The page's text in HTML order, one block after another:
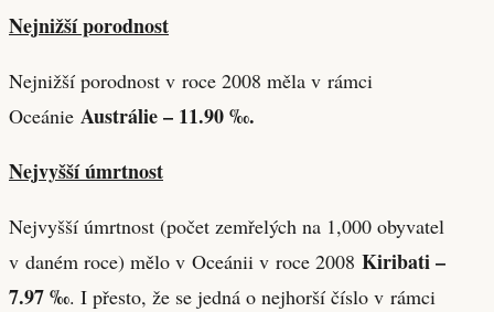
Nejnižší porodnost
Nejnižší porodnost v roce 2008 měla v rámci
Oceánie Austrálie – 11.90 ‰.
Nejvyšší úmrtnost
Nejvyšší úmrtnost (počet zemřelých na 1,000 obyvatel
v daném roce) mělo v Oceánii v roce 2008 Kiribati –
7.97 ‰. I přesto, že se jedná o nejhorší číslo v rámci